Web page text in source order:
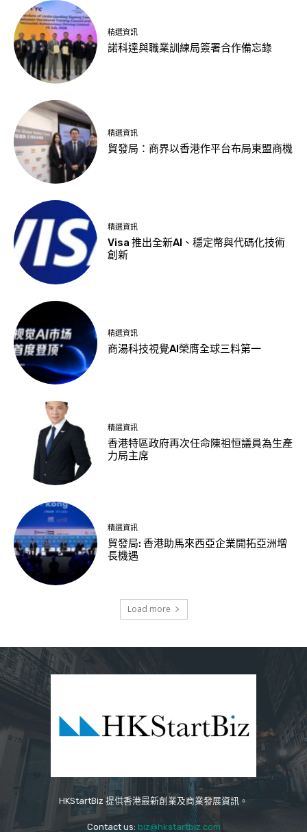
精選資訊
諾科達與職業訓練局簽署合作備忘錄
精選資訊
貿發局：商界以香港作平台布局東盟商機
精選資訊
Visa 推出全新AI、穩定幣與代碼化技術
創新
精選資訊
商湯科技視覺AI榮膺全球三料第一
精選資訊
香港特區政府再次任命陳祖恒議員為生產
力局主席
精選資訊
貿發局: 香港助馬來西亞企業開拓亞洲增
長機遇
Load more
HKStartBiz 提供香港最新創業及商業發展資訊。
Contact us: biz@hkstartbiz.com